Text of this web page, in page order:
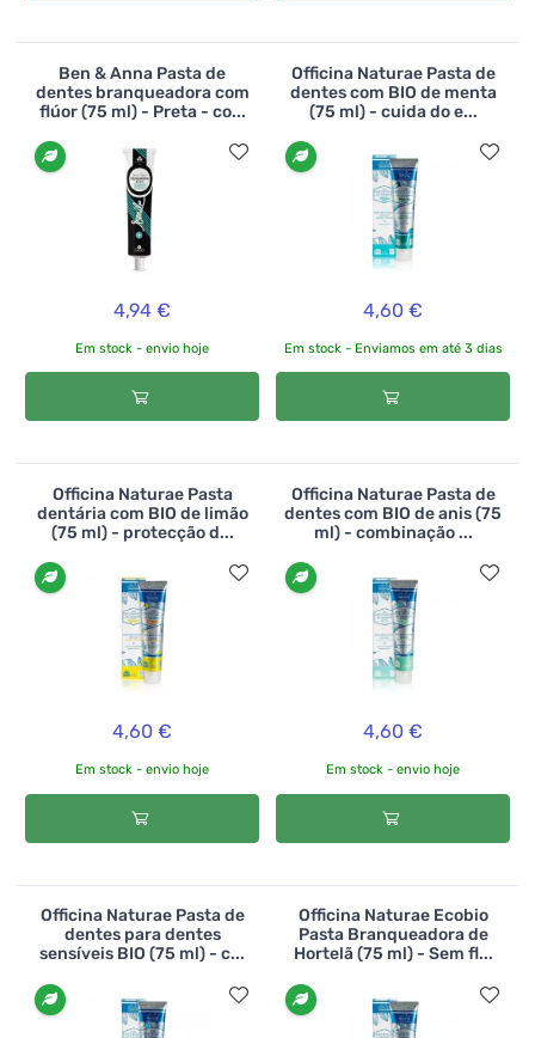
Ben & Anna Pasta de
dentes branqueadora com
flúor (75 ml) - Preta - co...
4,94 €
Em stock - envio hoje
Officina Naturae Pasta de
dentes com BIO de menta
(75 ml) - cuida do e...
4,60 €
Em stock - Enviamos em até 3 dias
Officina Naturae Pasta
dentária com BIO de limão
(75 ml) - protecção d...
4,60 €
Em stock - envio hoje
Officina Naturae Pasta de
dentes com BIO de anis (75
ml) - combinação ...
4,60 €
Em stock - envio hoje
Officina Naturae Pasta de
dentes para dentes
sensíveis BIO (75 ml) - c...
Officina Naturae Ecobio
Pasta Branqueadora de
Hortelã (75 ml) - Sem fl...